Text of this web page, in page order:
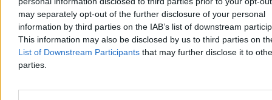
may separately opt-out of the further disclosure of your personal
information by third parties on the IAB’s list of downstream
This information may also be disclosed by us to third parties on
List of Downstream Participants that may further disclose it to
parties.
Reklama